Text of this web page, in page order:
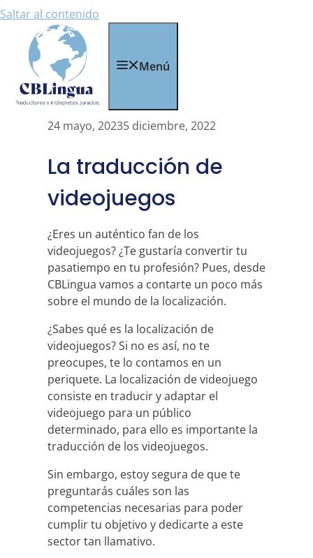
Saltar al contenido
Menú
24 mayo, 20235 diciembre, 2022
La traducción de
videojuegos
¿Eres un auténtico fan de los
videojuegos? ¿Te gustaría convertir tu
pasatiempo en tu profesión? Pues, desde
CBLingua vamos a contarte un poco más
sobre el mundo de la localización.
¿Sabes qué es la localización de
videojuegos? Si no es así, no te
preocupes, te lo contamos en un
periquete. La localización de videojuego
consiste en traducir y adaptar el
videojuego para un público
determinado, para ello es importante la
traducción de los videojuegos.
Sin embargo, estoy segura de que te
preguntarás cuáles son las
competencias necesarias para poder
cumplir tu objetivo y dedicarte a este
sector tan llamativo.